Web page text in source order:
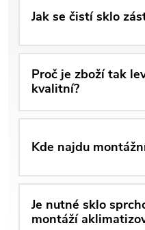
Jak se čistí sklo
Proč je zboží tak
kvalitní?
Kde najdu
Je nutné sklo
montáží